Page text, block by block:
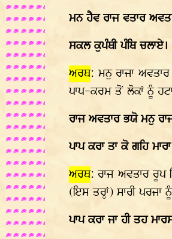
ਮਨ ਹੈਵ ਰਾਜ ਵਤਾਰ
ਸਕਲ ਕੁਪੰਥੀ ਪੰਥਿ
ਅਰਥ: ਮਨੁ ਰਾਜਾ
ਪਾਪ-ਕਰਮ ਤੋਂ ਲੋਕਾਂ ਨੂੰ
ਰਾਜ ਅਵਤਾਰ ਭਯੋ ਮਨੁ
ਪਾਪ ਕਰਾ ਤਾ ਕੋ ਗਹਿ
ਅਰਥ: ਰਾਜ ਅਵਤਾਰ ਰੂਪ
(ਇਸ ਤਰ੍ਹਾਂ) ਸਾਰੀ
ਪਾਪ ਕਰਾ ਜਾ ਹੀ ਤਹ